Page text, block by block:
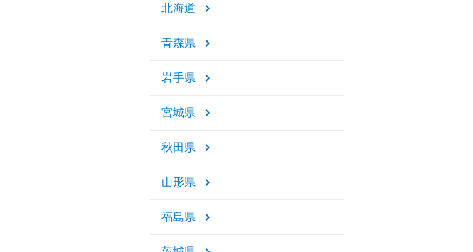
北海道
青森県
岩手県
宮城県
秋田県
山形県
福島県